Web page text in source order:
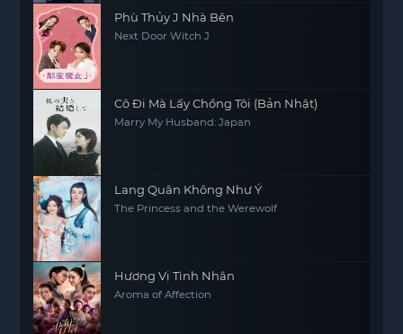
Phù Thủy J Nhà Bên
Next Door Witch J
Cô Đi Mà Lấy Chồng Tôi (Bản Nhật)
Marry My Husband: Japan
Lang Quân Không Như Ý
The Princess and the Werewolf
Hương Vị Tình Nhân
Aroma of Affection